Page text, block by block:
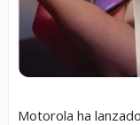
Motorola ha